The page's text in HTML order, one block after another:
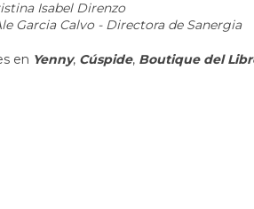
Isabel Direnzo
Garcia Calvo - Directora de Sanergia
en Yenny, Cúspide, Boutique del